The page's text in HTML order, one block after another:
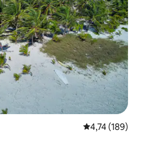
4,74 de uma
4,74 (189)